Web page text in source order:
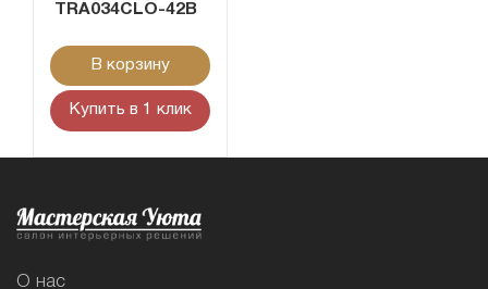
TRA034CLO-42B
В корзину
Купить в 1 клик
О нас